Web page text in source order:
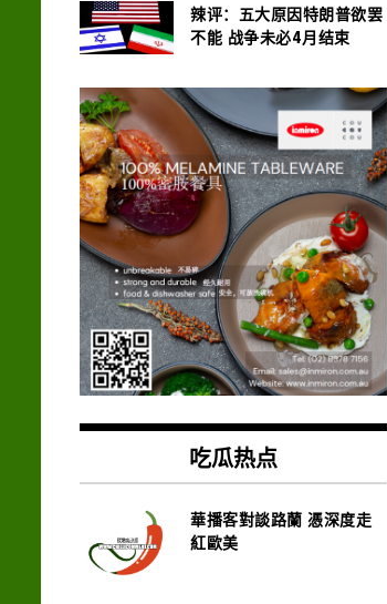
辣评：五大原因特朗普欲罢
不能 战争未必4月结束
吃瓜热点
華播客對談路蘭 憑深度走
紅歐美